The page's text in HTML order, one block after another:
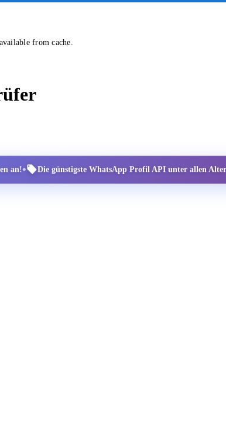
from cache.
an!• Die günstigste WhatsApp Profil API unter allen